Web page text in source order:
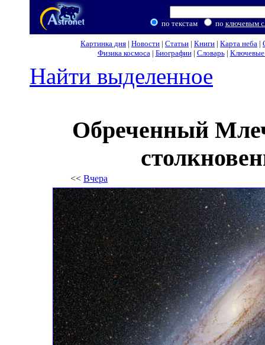
по текстам по ключевым
Картинка дня | Новости | Статьи | Книги | Карта неба |
Физика космоса| Биографии| Словарь| Ключевые
Найти выделенное
Обреченный
<< Вчера